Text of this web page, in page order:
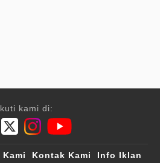
kami di:
Kontak Kami
Info Iklan